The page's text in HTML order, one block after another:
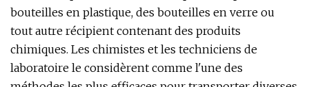
bouteilles en plastique, des bouteilles en verre ou
tout autre récipient contenant des produits
chimiques. Les chimistes et les techniciens de
laboratoire le considèrent comme l'une des